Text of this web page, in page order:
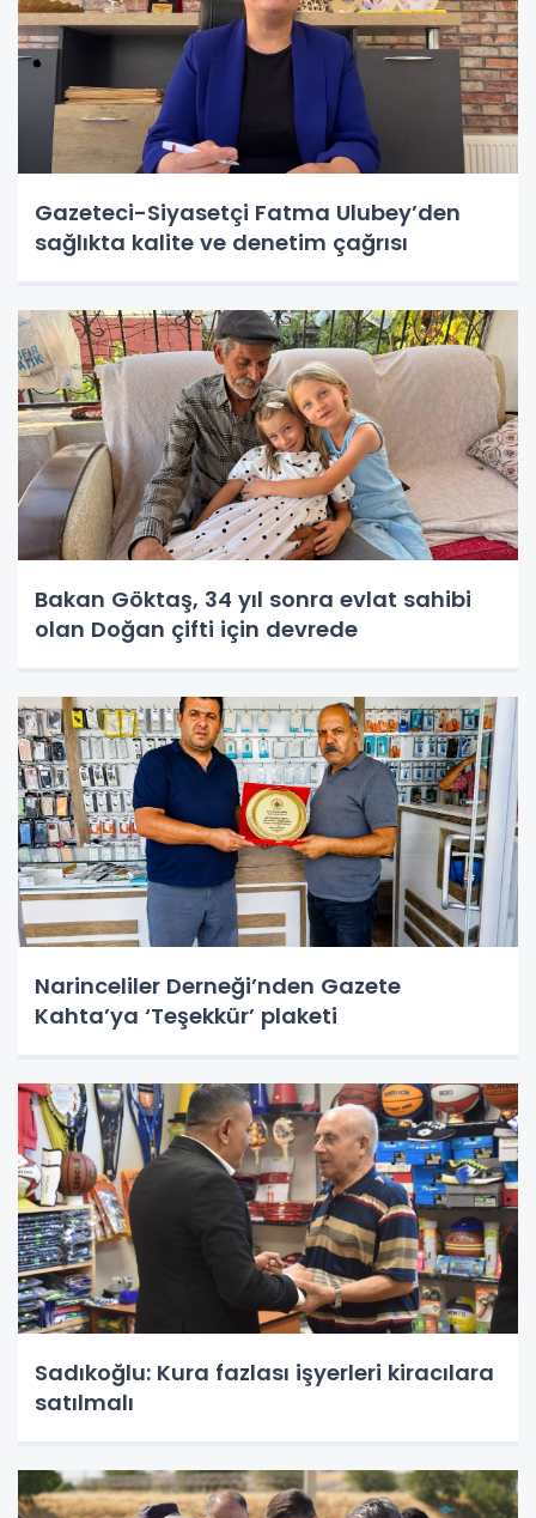
Gazeteci-Siyasetçi Fatma Ulubey’den
sağlıkta kalite ve denetim çağrısı
Bakan Göktaş, 34 yıl sonra evlat sahibi
olan Doğan çifti için devrede
Narinceliler Derneği’nden Gazete
Kahta’ya ‘Teşekkür’ plaketi
Sadıkoğlu: Kura fazlası işyerleri kiracılara
satılmalı